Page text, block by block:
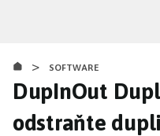
obsahu
> SOFTWARE
DupInOut
odstraňte